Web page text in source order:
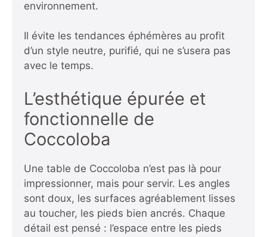
environnement.
Il évite les tendances éphémères au profit
d’un style neutre, purifié, qui ne s’usera pas
avec le temps.
L’esthétique épurée et
fonctionnelle de
Coccoloba
Une table de Coccoloba n’est pas là pour
impressionner, mais pour servir. Les angles
sont doux, les surfaces agréablement lisses
au toucher, les pieds bien ancrés. Chaque
détail est pensé : l’espace entre les pieds